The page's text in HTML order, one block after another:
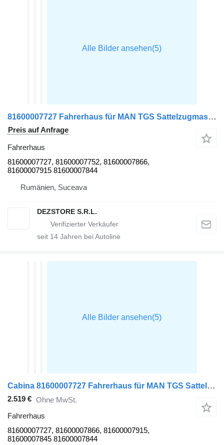
81600007727 Fahrerhaus für MAN TGS Sattelzugmaschine
Preis auf Anfrage
Fahrerhaus
81600007727, 81600007752, 81600007866,
81600007915 81600007844
Rumänien, Suceava
DEZSTORE S.R.L.
seit 14 Jahren bei Autoline
Cabina 81600007727 Fahrerhaus für MAN TGS Sattelzugmaschine
2.519 € Ohne MwSt.
Fahrerhaus
81600007727, 81600007866, 81600007915,
81600007845 81600007844